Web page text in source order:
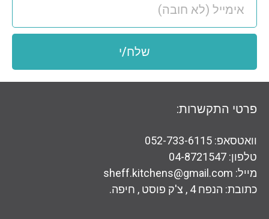
שלח/י
פרטי התקשרות:
וואטסאפ: 052-733-6115
טלפון: 04-8721547
מייל: sheff.kitchens@gmail.com
כתובת: הנפח 4 , צ'ק פוסט , חיפה.